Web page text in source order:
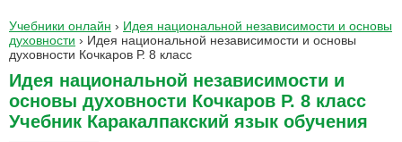
Учебники онлайн › Идея национальной независимости и основы
духовности › Идея национальной независимости и основы
духовности Кочкаров Р. 8 класс
Идея национальной независимости и
основы духовности Кочкаров Р. 8 класс
Учебник Каракалпакский язык обучения